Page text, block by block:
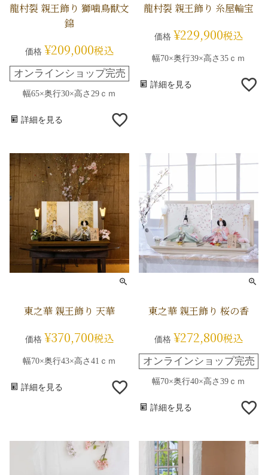
龍村裂 親王飾り 獅噛鳥獣文
錦
価格 ¥209,000税込
オンラインショップ完売
幅65×奥行30×高さ29ｃｍ
詳細を見る
龍村裂 親王飾り 糸屋輪宝
価格 ¥229,900税込
幅70×奥行39×高さ35ｃｍ
詳細を見る
東之華 親王飾り 天華
価格 ¥370,700税込
幅70×奥行43×高さ41ｃｍ
詳細を見る
東之華 親王飾り 桜の香
価格 ¥272,800税込
オンラインショップ完売
幅70×奥行40×高さ39ｃｍ
詳細を見る